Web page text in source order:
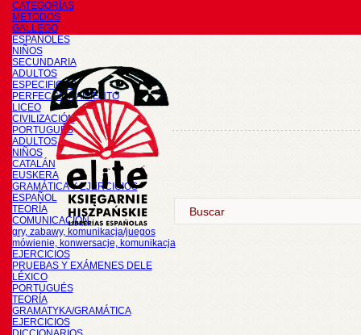
CATEGORÍAS
METODOS
GALLEGO
ESPAÑOLES
NIÑOS
SECUNDARIA
ADULTOS
ESPECIFICOS
PERFECCIONAMIENTO
LICEO
CIVILIZACIÓN
PORTUGUÉS
ADULTOS
NIÑOS
CATALÁN
EUSKERA
GRAMÁTICA Y EJERCICIOS
ESPAÑOL
TEORÍA
COMUNICACIÓN
gry, zabawy, komunikacja/juegos
mówienie, konwersacje, komunikacja
EJERCICIOS
PRUEBAS Y EXÁMENES DELE
LÉXICO
PORTUGUÉS
TEORÍA
GRAMATYKA/GRAMÁTICA
EJERCICIOS